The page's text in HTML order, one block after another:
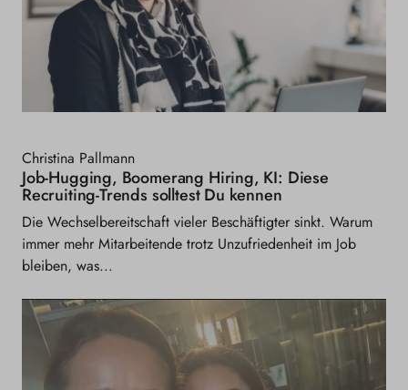
Christina Pallmann
Job-Hugging, Boomerang Hiring, KI: Diese
Recruiting-Trends solltest Du kennen
Die Wechselbereitschaft vieler Beschäftigter sinkt. Warum
immer mehr Mitarbeitende trotz Unzufriedenheit im Job
bleiben, was...